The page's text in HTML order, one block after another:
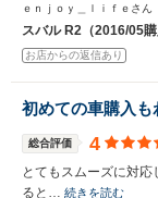
ｅｎｊｏｙ＿ｌｉｆｅさん
スバル R2（2016/05購
お店からの返信あり
初めての車購入
総合評価 4
とてもスムーズに対
ると… 続きを読む